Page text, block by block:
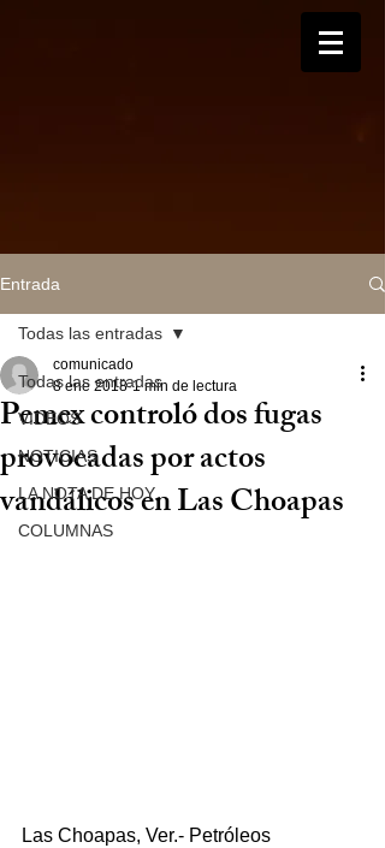
Entrada
Todas las entradas
VIDEOS
NOTICIAS
LA NOTA DE HOY
COLUMNAS
Todas las entradas
Pemex controló dos fugas
provocadas por actos
vandálicos en Las Choapas
comunicado
8 ene 2018 1 min de lectura
Las Choapas, Ver.- Petróleos